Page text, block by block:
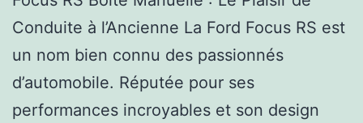
Conduite à l’Ancienne La Ford Focus RS est
un nom bien connu des passionnés
d’automobile. Réputée pour ses
performances incroyables et son design